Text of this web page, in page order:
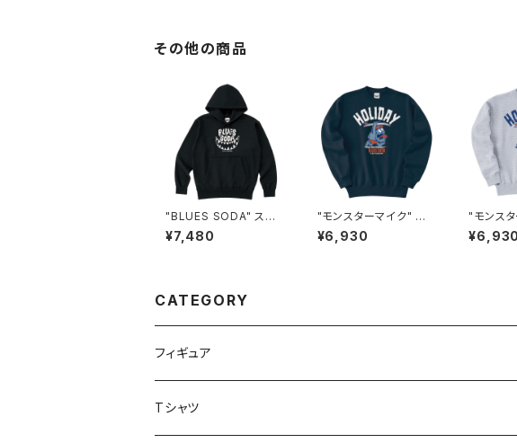
その他の商品
"BLUES SODA" スウ
ェットパーカ #BS3250
38BLK
¥7,480
"モンスターマイク" ス
ウェット #BS335051N
VY
¥6,930
"モンス
ウェット
SH
¥6,930
CATEGORY
フィギュア
Tシャツ